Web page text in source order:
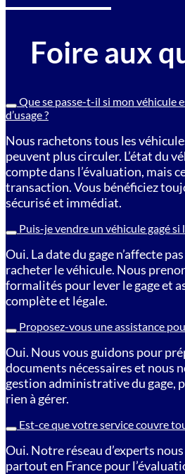
Foire aux
Que se passe-t-il si mon véhicule
d’usage ?
Nous rachetons tous les
peuvent plus circuler. L’état du
compte dans l’évaluation, mais
transaction. Vous bénéficiez
sécurisé et immédiat.
Puis-je vendre un véhicule gagé si
Oui. La date du gage n’affecte
racheter le véhicule. Nous
formalités pour lever le gage et
complète et légale.
Proposez-vous une assistance
Oui. Nous vous guidons pour
documents nécessaires et nous
gestion administrative du gage,
rien à gérer.
Est-ce que votre service couvre
Oui. Notre réseau d’experts
partout en France pour